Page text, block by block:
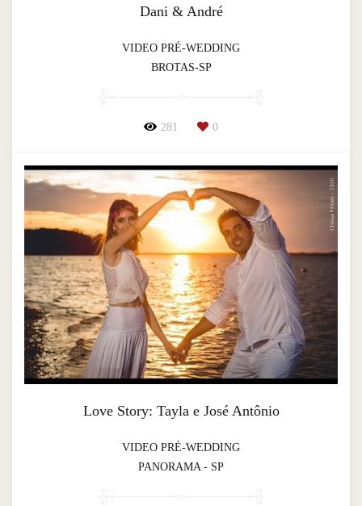
Dani & André
VIDEO PRÉ-WEDDING
BROTAS-SP
281 0
Love Story: Tayla e José Antônio
VIDEO PRÉ-WEDDING
PANORAMA - SP